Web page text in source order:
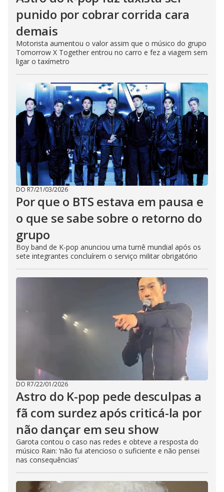
punido por cobrar corrida cara
demais
Motorista aumentou o valor assim que o músico do grupo
Tomorrow X Together entrou no carro e fez a viagem sem
ligar o taxímetro
DO R7/21/03/2026
Por que o BTS estava em pausa e
o que se sabe sobre o retorno do
grupo
Boy band de K-pop anunciou uma turnê mundial após os
sete integrantes concluírem o serviço militar obrigatório
DO R7/22/01/2026
Astro do K-pop pede desculpas a
fã com surdez após criticá-la por
não dançar em seu show
Garota contou o caso nas redes e obteve a resposta do
músico Rain: ‘não fui atencioso o suficiente e não pensei
nas consequências’